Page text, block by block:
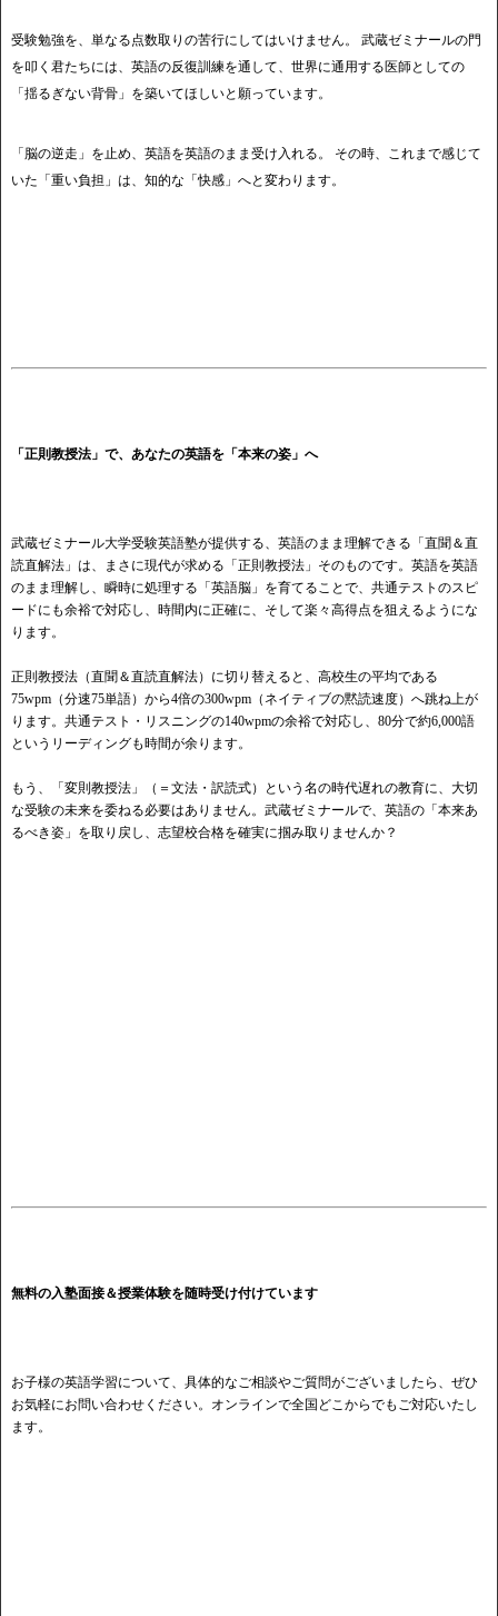
受験勉強を、単なる点数取りの苦行にしてはいけません。 武蔵ゼミナールの門
を叩く君たちには、英語の反復訓練を通して、世界に通用する医師としての
「揺るぎない背骨」を築いてほしいと願っています。
「脳の逆走」を止め、英語を英語のまま受け入れる。 その時、これまで感じて
いた「重い負担」は、知的な「快感」へと変わります。
「正則教授法」で、あなたの英語を「本来の姿」へ
武蔵ゼミナール大学受験英語塾が提供する、英語のまま理解できる「直聞＆直
読直解法」は、まさに現代が求める「正則教授法」そのものです。英語を英語
のまま理解し、瞬時に処理する「英語脳」を育てることで、共通テストのスピ
ードにも余裕で対応し、時間内に正確に、そして楽々高得点を狙えるようにな
ります。
正則教授法（直聞＆直読直解法）に切り替えると、高校生の平均である
75wpm（分速75単語）から4倍の300wpm（ネイティブの黙読速度）へ跳ね上が
ります。共通テスト・リスニングの140wpmの余裕で対応し、80分で約6,000語
というリーディングも時間が余ります。
もう、「変則教授法」（＝文法・訳読式）という名の時代遅れの教育に、大切
な受験の未来を委ねる必要はありません。武蔵ゼミナールで、英語の「本来あ
るべき姿」を取り戻し、志望校合格を確実に掴み取りませんか？
無料の入塾面接＆授業体験を随時受け付けています
お子様の英語学習について、具体的なご相談やご質問がございましたら、ぜひ
お気軽にお問い合わせください。オンラインで全国どこからでもご対応いたし
ます。